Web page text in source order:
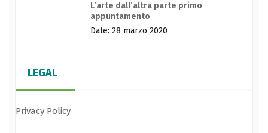
L’arte dall’altra parte primo
appuntamento
Date: 28 marzo 2020
LEGAL
Privacy Policy